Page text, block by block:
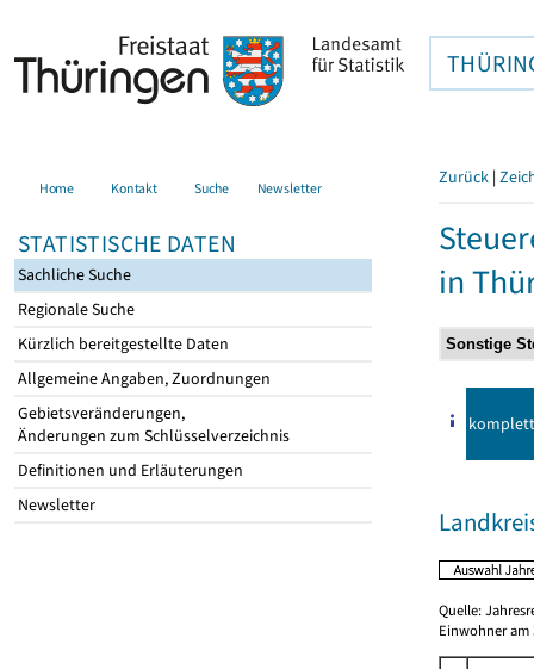
Home Kontakt Suche Newsletter
STATISTISCHE DATEN
Sachliche Suche
Regionale Suche
Kürzlich bereitgestellte Daten
Allgemeine Angaben, Zuordnungen
Gebietsveränderungen,
Änderungen zum Schlüsselverzeichnis
Definitionen und Erläuterungen
Newsletter
Zurück |
in
komplett
Quelle:
Einwohner am